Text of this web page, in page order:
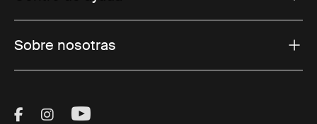
Sobre nosotras
Visit Thule on Facebook (external link)
Visit Thule on Instagram (external link)
Visit Thule on Youtube (external